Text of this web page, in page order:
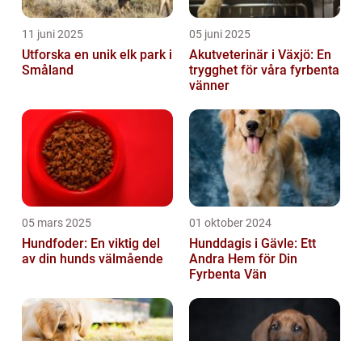
11 juni 2025
Utforska en unik elk park i
Småland
05 juni 2025
Akutveterinär i Växjö: En
trygghet för våra fyrbenta
vänner
05 mars 2025
Hundfoder: En viktig del
av din hunds välmående
01 oktober 2024
Hunddagis i Gävle: Ett
Andra Hem för Din
Fyrbenta Vän